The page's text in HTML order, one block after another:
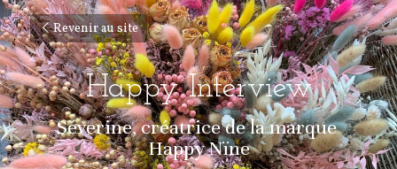
Revenir au site
Happy Interview
Séverine, créatrice de la marque
Happy Nïne